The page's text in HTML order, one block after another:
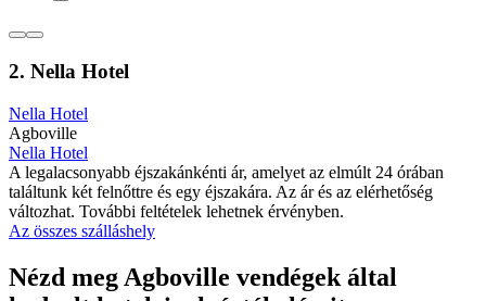
2. Nella Hotel
Nella Hotel
Agboville
Nella Hotel
A legalacsonyabb éjszakánkénti ár, amelyet az elmúlt 24 órában
találtunk két felnőttre és egy éjszakára. Az ár és az elérhetőség
változhat. További feltételek lehetnek érvényben.
Az összes szálláshely
Nézd meg Agboville vendégek által